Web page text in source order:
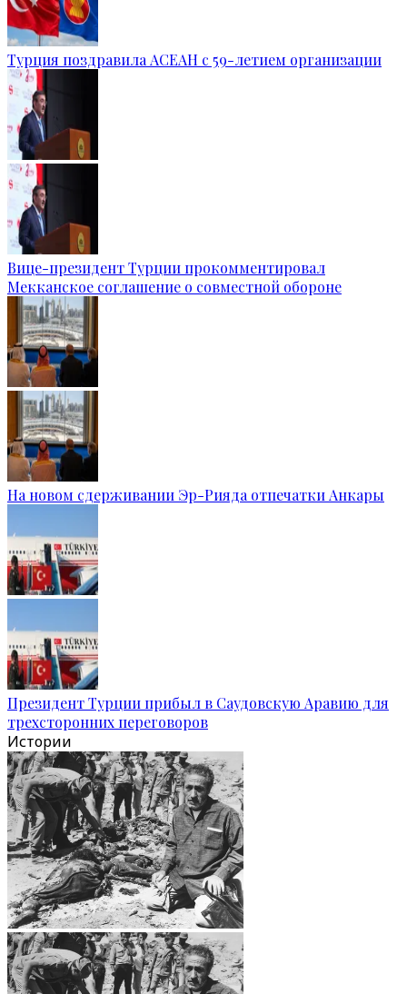
Турция поздравила АСЕАН с 59-летием организации
Вице-президент Турции прокомментировал
Мекканское соглашение о совместной обороне
На новом сдерживании Эр-Рияда отпечатки Анкары
Президент Турции прибыл в Саудовскую Аравию для
трехсторонних переговоров
Истории